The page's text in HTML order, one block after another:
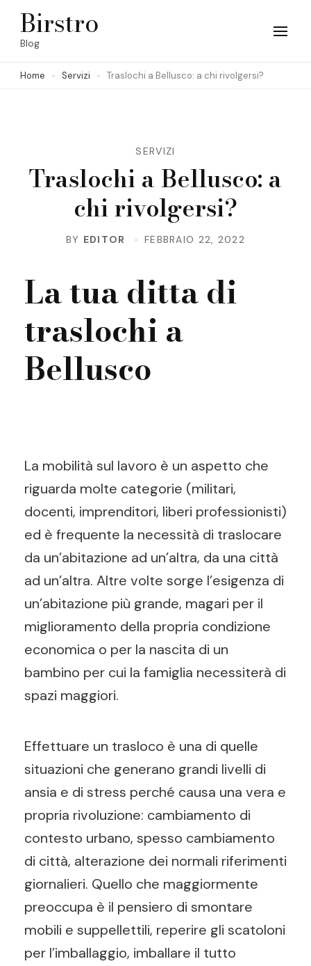
Skip
(Press
Birstro
Blog
Home Servizi Traslochi a Bellusco: a chi rivolgersi?
SERVIZI
Traslochi a Bellusco: a
chi rivolgersi?
BY EDITOR FEBBRAIO 22, 2022
La tua ditta di
traslochi a
Bellusco
La mobilità sul lavoro è un aspetto che
riguarda molte categorie (militari,
docenti, imprenditori, liberi professionisti)
ed è frequente la necessità di traslocare
da un’abitazione ad un’altra, da una città
ad un’altra. Altre volte sorge l’esigenza di
un’abitazione più grande, magari per il
miglioramento della propria condizione
economica o per la nascita di un
bambino per cui la famiglia necessiterà di
spazi maggiori.
Effettuare un trasloco è una di quelle
situazioni che generano grandi livelli di
ansia e di stress perché causa una vera e
propria rivoluzione: cambiamento di
contesto urbano, spesso cambiamento
di città, alterazione dei normali riferimenti
giornalieri. Quello che maggiormente
preoccupa è il pensiero di smontare
mobili e suppellettili, reperire gli scatoloni
per l’imballaggio, imballare il tutto